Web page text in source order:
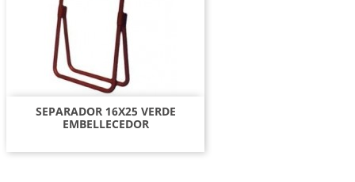
SEPARADOR 16X25 VERDE
EMBELLECEDOR